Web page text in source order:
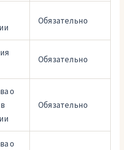
Обязательно
Обязательно
о
Обязательно
о